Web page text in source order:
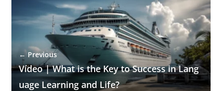
← Previous
Vídeo | What is the Key to Success in Lang
uage Learning and Life?